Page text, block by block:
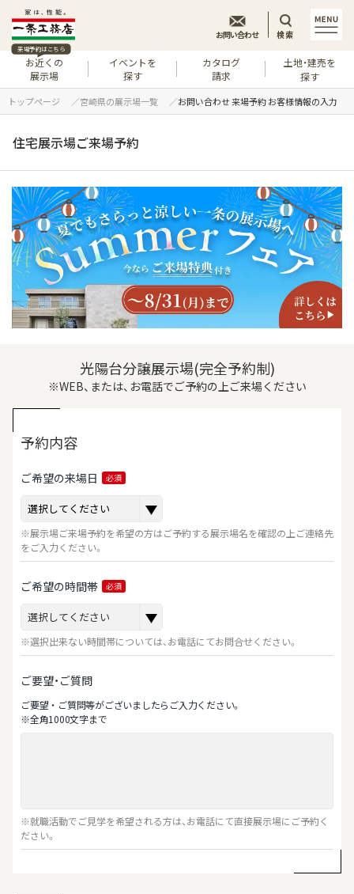
来場予約はこちら
お近くの
展示場
イベントを
探す
カタログ
請求
土地・建売を
探す
お問い合わせ 検索
トップページ 宮崎県の展示場一覧 お問い合わせ 来場予約 お客様情報の入力
住宅展示場ご来場予約
光陽台分譲展示場(完全予約制)
※WEB、または、お電話でご予約の上ご来場ください
予約内容
ご希望の来場日 必須
※展示場ご来場予約を希望の方はご予約する展示場名を確認の上ご連絡先
をご入力ください。
ご希望の時間帯 必須
※選択出来ない時間帯については、お電話にてお問合せください。
ご要望・ご質問
ご要望‧ご質問等がございましたらご⼊⼒ください。
※全⾓1000⽂字まで
※就職活動でご見学を希望される方は、お電話にて直接展示場にご予約く
ださい。